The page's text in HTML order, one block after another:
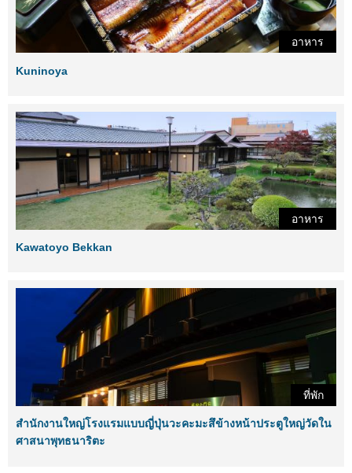
อาหาร
Kuninoya
อาหาร
Kawatoyo Bekkan
ที่พัก
สำนักงานใหญ่โรงแรมแบบญี่ปุ่นวะคะมะสึข้างหน้าประตูใหญ่วัดใน
ศาสนาพุทธนาริตะ